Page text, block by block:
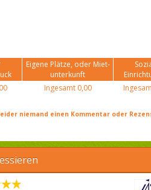
Eigene Plätze, oder Miet-
unterkunft
Ingesamt0,00
niemand einen Kommentar oder